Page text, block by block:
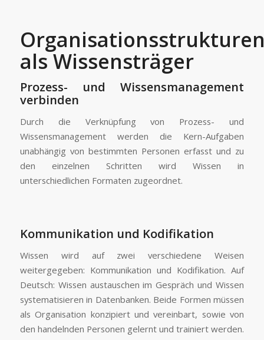
als Wissensträger
Prozess- und Wissensmanagement
verbinden
Durch die Verknüpfung von Prozess- und
Wissensmanagement werden die Kern-Aufgaben
unabhängig von bestimmten Personen erfasst und zu
den einzelnen Schritten wird Wissen in
unterschiedlichen Formaten zugeordnet.
Kommunikation und Kodifikation
Wissen wird auf zwei verschiedene Weisen
weitergegeben: Kommunikation und Kodifikation. Auf
Deutsch: Wissen austauschen im Gespräch und Wissen
systematisieren in Datenbanken. Beide Formen müssen
als Organisation konzipiert und vereinbart, sowie von
den handelnden Personen gelernt und trainiert werden.